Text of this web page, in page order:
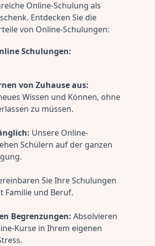
Online-Schulung als
Entdecken Sie die
von Online-Schulungen:
Schulungen:
von Zuhause aus:
Wissen und Können, ohne
zu müssen.
Unsere Online-
Schülern auf der ganzen
Sie Ihre Schulungen
Familie und Beruf.
Begrenzungen: Absolvieren
Kurse in Ihrem eigenen